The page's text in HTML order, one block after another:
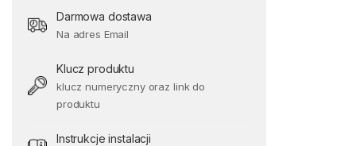
Darmowa dostawa
Na adres Email
Klucz produktu
klucz numeryczny oraz link do
produktu
Instrukcje instalacji